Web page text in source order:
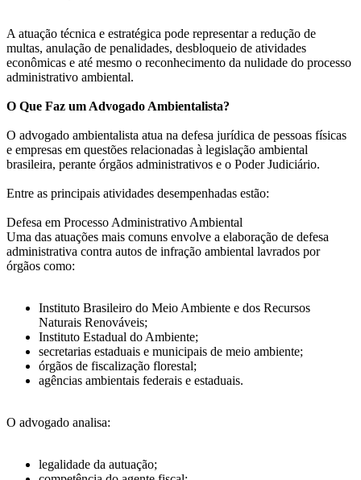
A atuação técnica e estratégica pode representar a redução de
multas, anulação de penalidades, desbloqueio de atividades
econômicas e até mesmo o reconhecimento da nulidade do processo
administrativo ambiental.
O Que Faz um Advogado Ambientalista?
O advogado ambientalista atua na defesa jurídica de pessoas físicas
e empresas em questões relacionadas à legislação ambiental
brasileira, perante órgãos administrativos e o Poder Judiciário.
Entre as principais atividades desempenhadas estão:
Defesa em Processo Administrativo Ambiental
Uma das atuações mais comuns envolve a elaboração de defesa
administrativa contra autos de infração ambiental lavrados por
órgãos como:
Instituto Brasileiro do Meio Ambiente e dos Recursos
Naturais Renováveis;
Instituto Estadual do Ambiente;
secretarias estaduais e municipais de meio ambiente;
órgãos de fiscalização florestal;
agências ambientais federais e estaduais.
O advogado analisa:
legalidade da autuação;